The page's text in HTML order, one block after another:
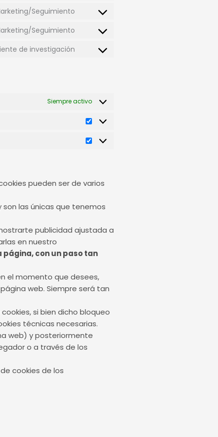
Seguimiento
Seguimiento
de investigación
Siempre activo
pueden ser de varios
las únicas que tenemos
publicidad ajustada a
en nuestro
página, con un paso tan
el momento que desees,
web. Siempre será tan
si bien dicho bloqueo
técnicas necesarias.
web) y posteriormente
o a través de los
cookies de los